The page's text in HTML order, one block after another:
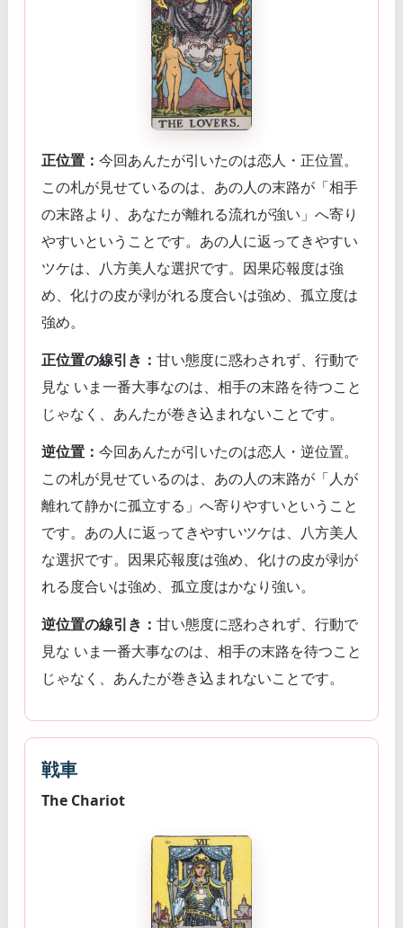
正位置： 今回あんたが引いたのは恋人・正位置。
この札が見せているのは、あの人の末路が「相手
の末路より、あなたが離れる流れが強い」へ寄り
やすいということです。あの人に返ってきやすい
ツケは、八方美人な選択です。因果応報度は強
め、化けの皮が剥がれる度合いは強め、孤立度は
強め。
正位置の線引き： 甘い態度に惑わされず、行動で
見な いま一番大事なのは、相手の末路を待つこと
じゃなく、あんたが巻き込まれないことです。
逆位置： 今回あんたが引いたのは恋人・逆位置。
この札が見せているのは、あの人の末路が「人が
離れて静かに孤立する」へ寄りやすいということ
です。あの人に返ってきやすいツケは、八方美人
な選択です。因果応報度は強め、化けの皮が剥が
れる度合いは強め、孤立度はかなり強い。
逆位置の線引き： 甘い態度に惑わされず、行動で
見な いま一番大事なのは、相手の末路を待つこと
じゃなく、あんたが巻き込まれないことです。
戦車
The Chariot